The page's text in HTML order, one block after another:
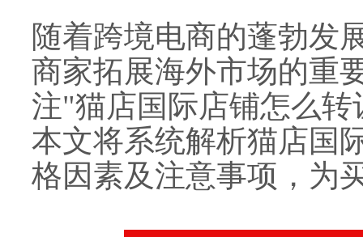
随着跨境电商的蓬勃发
商家拓展海外市场的重
注"猫店国际店铺怎么
本文将系统解析猫店国
格因素及注意事项，为